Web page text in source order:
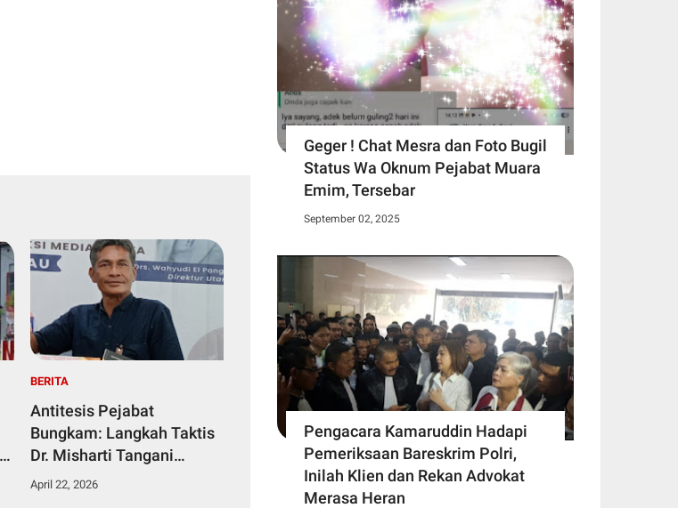
BERITA
Antitesis Pejabat
Bungkam: Langkah Taktis
Dr. Misharti Tangani
Skandal Belatung Tuai
April 22, 2026
Geger ! Chat Mesra dan Foto Bugil
Status Wa Oknum Pejabat Muara
Emim, Tersebar
September 02, 2025
Pengacara Kamaruddin Hadapi
Pemeriksaan Bareskrim Polri,
Inilah Klien dan Rekan Advokat
Merasa Heran